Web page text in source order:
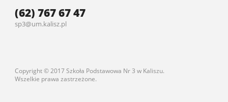
(62) 767 67 47
sp3@um.kalisz.pl
Copyright © 2017 Szkoła Podstawowa Nr 3 w Kaliszu.
Wszelkie prawa zastrzeżone.